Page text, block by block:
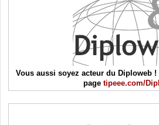
Vous aussi soyez acteur du Diploweb
page tipeee.com/